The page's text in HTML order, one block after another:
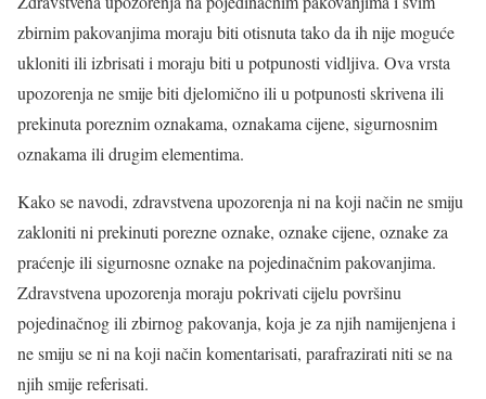
zbirnim pakovanjima moraju biti otisnuta tako da ih nije moguće
ukloniti ili izbrisati i moraju biti u potpunosti vidljiva. Ova vrsta
upozorenja ne smije biti djelomično ili u potpunosti skrivena ili
prekinuta poreznim oznakama, oznakama cijene, sigurnosnim
oznakama ili drugim elementima.
Kako se navodi, zdravstvena upozorenja ni na koji način ne smiju
zakloniti ni prekinuti porezne oznake, oznake cijene, oznake za
praćenje ili sigurnosne oznake na pojedinačnim pakovanjima.
Zdravstvena upozorenja moraju pokrivati cijelu površinu
pojedinačnog ili zbirnog pakovanja, koja je za njih namijenjena i
ne smiju se ni na koji način komentarisati, parafrazirati niti se na
njih smije referisati.